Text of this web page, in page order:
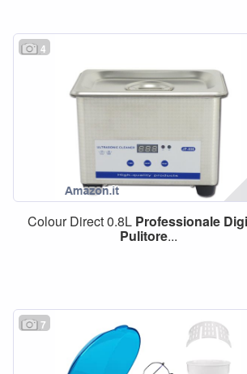
4
Colour Direct 0.8L Professionale
Pulitore...
7